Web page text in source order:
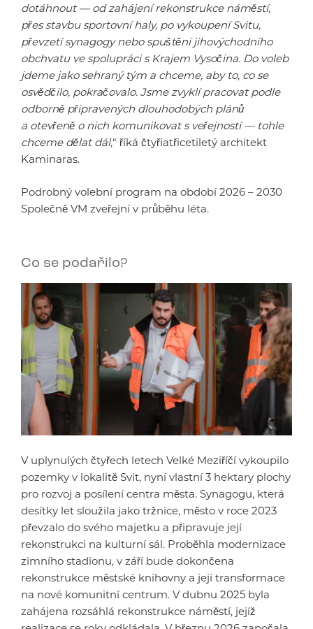
dotáhnout — od zahájení rekonstrukce náměstí,
přes stavbu sportovní haly, po vykoupení Svitu,
převzetí synagogy nebo spuštění jihovýchodního
obchvatu ve spolupráci s Krajem Vysočina. Do voleb
jdeme jako sehraný tým a chceme, aby to, co se
osvědčilo, pokračovalo. Jsme zvyklí pracovat podle
odborně připravených dlouhodobých plánů
a otevřeně o nich komunikovat s veřejností — tohle
chceme dělat dál,“ říká čtyřiatřicetiletý architekt
Kaminaras.
Podrobný volební program na období 2026 – 2030
Společně VM zveřejní v průběhu léta.
Co se podařilo?
V uplynulých čtyřech letech Velké Meziříčí vykoupilo
pozemky v lokalitě Svit, nyní vlastní 3 hektary plochy
pro rozvoj a posílení centra města. Synagogu, která
desítky let sloužila jako tržnice, město v roce 2023
převzalo do svého majetku a připravuje její
rekonstrukci na kulturní sál. Proběhla modernizace
zimního stadionu, v září bude dokončena
rekonstrukce městské knihovny a její transformace
na nové komunitní centrum. V dubnu 2025 byla
zahájena rozsáhlá rekonstrukce náměstí, jejíž